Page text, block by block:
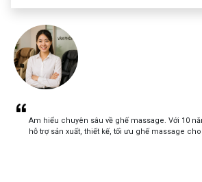
Am hiểu chuyên sâu về ghế massage. Với 10
hỗ trợ sản xuất, thiết kế, tối ưu ghế massage